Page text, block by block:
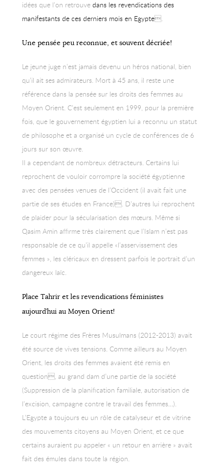
idées que l’on retrouve dans les revendications des
manifestants de ces derniers mois en Egypte.
Une pensée peu reconnue, et souvent décriée!
Le jeune juge n’est jamais devenu un héros national, bien
qu’il ait ses admirateurs. Mort à 45 ans, il reste une
référence dans la pensée sur les droits des femmes au
Moyen Orient. C’est seulement en 1999, pour la première
fois, que le gouvernement égyptien lui a reconnu un statut
de philosophe et a organisé un cycle de conférences de 6
jours sur son œuvre.
Il a cependant de nombreux détracteurs. Certains lui
reprochent de vouloir corrompre la société égyptienne
avec des pensées venues de l’Occident (il avait fait une
partie de ses études en France). D’autres lui reprochent
de plaider pour la sécularisation des mœurs. Même si
Qasim Amin affirme très clairement que l’Islam n’est pas
responsable de ce qu’il appelle «l’asservissement des
femmes », les cléricaux en dressent parfois le portrait d’un
dangereux laïc.
Place Tahrir et les revendications féministes
aujourd’hui au Moyen Orient!
Le court régime des Frères Musulmans (2012-2013) avait
été source de vives tensions. Comme ailleurs au Moyen
Orient, les droits des femmes avaient été remis en
question, au grand dam d’une partie de la société
(Suppression de la planification familiale, autorisation de
l’excision, campagne contre le travail des femmes…).
L’Egypte a toujours eu un rôle de catalyseur et de vitrine
des mouvements citoyens au Moyen Orient, et ce que
certains auraient pu appeler « un retour en arrière » avait
fait des émules dans toute la région.